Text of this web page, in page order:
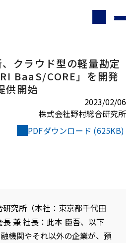
クラウド型の軽量勘定
BaaS/CORE」を開発
供開始
2023/02/06
株式会社野村総合研究所
PDFダウンロード (625KB)
究所（本社：東京都千代田
兼 社長：此本 臣吾、以下
融機関やそれ以外の企業が、預